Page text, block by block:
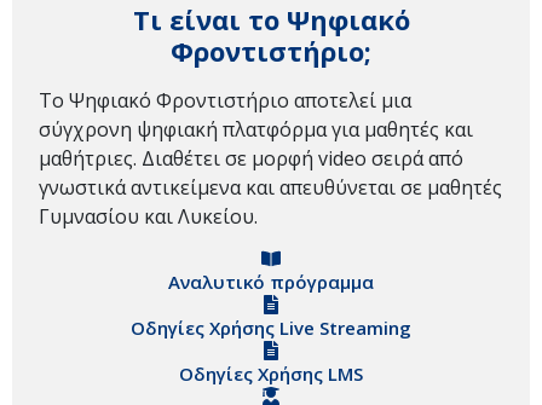
Τι είναι το Ψηφιακό
Φροντιστήριο;
Το Ψηφιακό Φροντιστήριο αποτελεί μια
σύγχρονη ψηφιακή πλατφόρμα για μαθητές και
μαθήτριες. Διαθέτει σε μορφή video σειρά από
γνωστικά αντικείμενα και απευθύνεται σε μαθητές
Γυμνασίου και Λυκείου.
Αναλυτικό πρόγραμμα
Οδηγίες Χρήσης Live Streaming
Οδηγίες Χρήσης LMS